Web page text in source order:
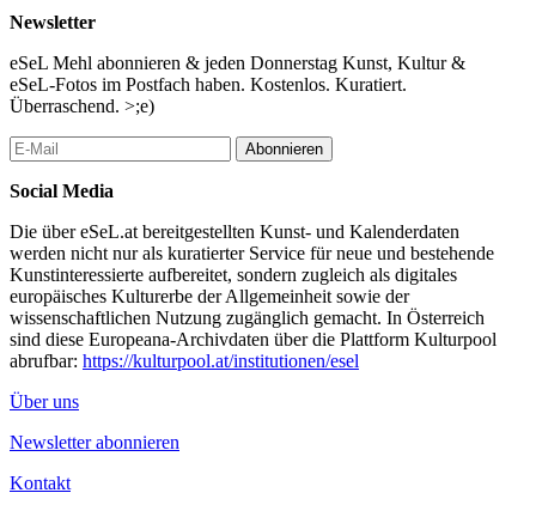
flora pondtemporary nach gemeinsamen Vereinbarungen für die
als etwas angesehen, das alleine zwischen Menschen entsteht,
sondern es wird in einem ökologischen, ganzheitlichen Kontext
verortet.
Aktuell sind im Kunstpark Arbeiten folgender Künstler*innen zu
sehen:
Hannes Gröblacher, Lisa Großkopf/Soukaina Joual, Theresa
Hattinger, Marlene Hausegger, Markus Hiesleitner/Klara Paterok,
Nicole Krenn, Mairhofer/Pellerin, Antje Majewski, Mother Of
Pearl, Imre Nagy, Netzer/Reyer, Payer Gabriel,
raumarbeiterinnen, Martin Sturm, Franz Tišek, zirkus zirkulär
Beim Sommerfest ist es auch möglich auf dem Gelände der
Stiftsteiche zu zelten.
...Mehr lesen
Newsletter
eSeL Mehl abonnieren & jeden Donnerstag Kunst, Kultur &
eSeL-Fotos im Postfach haben. Kostenlos. Kuratiert.
Überraschend. >;e)
Abonnieren
Social Media
Die über eSeL.at bereitgestellten Kunst- und Kalenderdaten
werden nicht nur als kuratierter Service für neue und bestehende
Kunstinteressierte aufbereitet, sondern zugleich als digitales
europäisches Kulturerbe der Allgemeinheit sowie der
wissenschaftlichen Nutzung zugänglich gemacht. In Österreich
sind diese Europeana-Archivdaten über die Plattform Kulturpool
abrufbar: https://kulturpool.at/institutionen/esel
Über uns
Newsletter abonnieren
Kontakt